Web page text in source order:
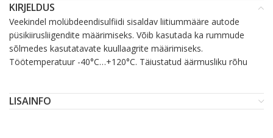
KIRJELDUS
Veekindel molübdeendisulfiidi sisaldav liitiummääre autode
püsikiirusliigendite määrimiseks. Võib kasutada ka rummude
sõlmedes kasutatavate kuullaagrite määrimiseks.
Töötemperatuur -40°C…+120°C. Täiustatud äärmusliku rõhu
LISAINFO